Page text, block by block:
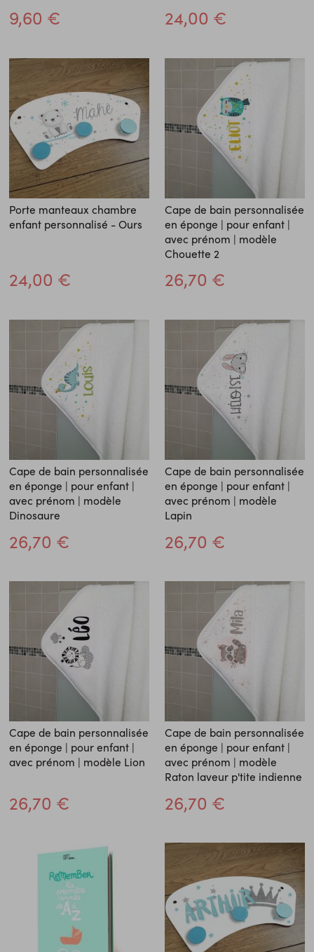
9,60 € 24,00 €
Porte manteaux chambre
enfant personnalisé - Ours
24,00 €
Cape de bain personnalisée
en éponge | pour enfant |
avec prénom | modèle
Chouette 2
26,70 €
Cape de bain personnalisée
en éponge | pour enfant |
avec prénom | modèle
Dinosaure
26,70 €
Cape de bain personnalisée
en éponge | pour enfant |
avec prénom | modèle
Lapin
26,70 €
Cape de bain personnalisée
en éponge | pour enfant |
avec prénom | modèle Lion
26,70 €
Cape de bain personnalisée
en éponge | pour enfant |
avec prénom | modèle
Raton laveur p'tite indienne
26,70 €